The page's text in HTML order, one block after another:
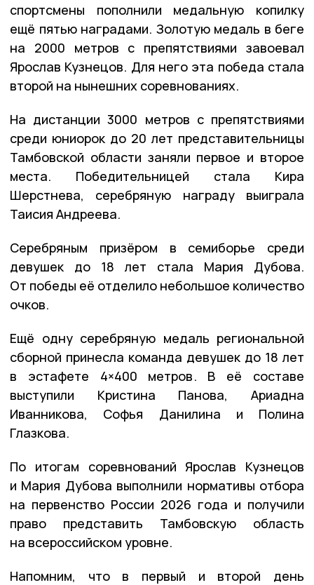
спортсмены пополнили медальную копилку
ещё пятью наградами. Золотую медаль в беге
на 2000 метров с препятствиями завоевал
Ярослав Кузнецов. Для него эта победа стала
второй на нынешних соревнованиях.
На дистанции 3000 метров с препятствиями
среди юниорок до 20 лет представительницы
Тамбовской области заняли первое и второе
места. Победительницей стала Кира
Шерстнева, серебряную награду выиграла
Таисия Андреева.
Серебряным призёром в семиборье среди
девушек до 18 лет стала Мария Дубова.
От победы её отделило небольшое количество
очков.
Ещё одну серебряную медаль региональной
сборной принесла команда девушек до 18 лет
в эстафете 4×400 метров. В её составе
выступили Кристина Панова, Ариадна
Иванникова, Софья Данилина и Полина
Глазкова.
По итогам соревнований Ярослав Кузнецов
и Мария Дубова выполнили нормативы отбора
на первенство России 2026 года и получили
право представить Тамбовскую область
на всероссийском уровне.
Напомним, что в первый и второй день